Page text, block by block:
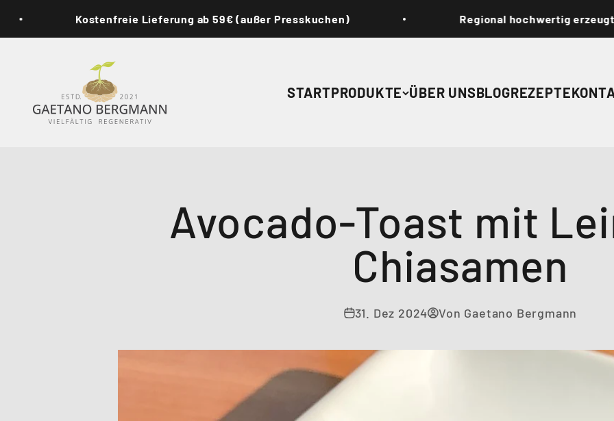
Kostenfreie Lieferung ab 59€ (außer Presskuchen) Regional hochwertig erzeugt
STARTPRODUKTE ÜBER UNSBLOGREZEPTE
Gaetano Bergmann - vielfältig. regenerativ.
Avocado-Toast mit
Chiasamen
31. Dez 2024 Von Gaetano Bergmann